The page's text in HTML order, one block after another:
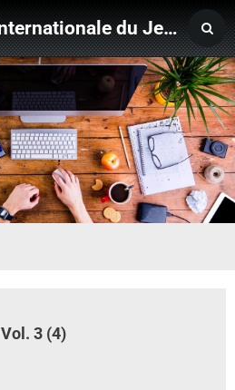
Association Internationale du Jeu de Ficelle
Vol. 3 (4)